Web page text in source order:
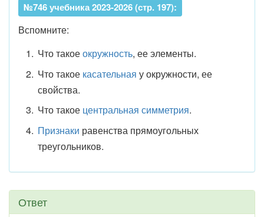
№746 учебника 2023-2026 (стр. 197):
Вспомните:
Что такоеокружность, ее элементы.
Что такое касательная у окружности, ее
свойства.
Что такое центральная симметрия.
Признаки равенства прямоугольных
треугольников.
Ответ